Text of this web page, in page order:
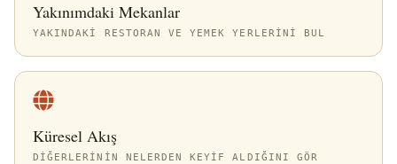
Yakınımdaki Mekanlar
YAKINDAKI RESTORAN VE YEMEK YERLERINI BUL
Küresel Akış
DIĞERLERININ NELERDEN KEYIF ALDIĞINI GÖR